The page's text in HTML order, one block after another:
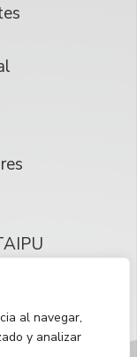
al navegar,
y analizar